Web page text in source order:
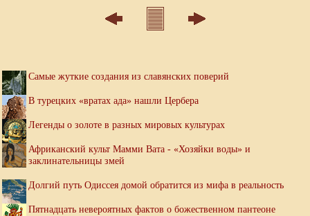
Самые жуткие создания из славянских поверий
В турецких «вратах ада» нашли Цербера
Легенды о золоте в разных мировых культурах
Африканский культ Мамми Вата - «Хозяйки воды» и
заклинательницы змей
Долгий путь Одиссея домой обратится из мифа в реальность
Пятнадцать невероятных фактов о божественном пантеоне